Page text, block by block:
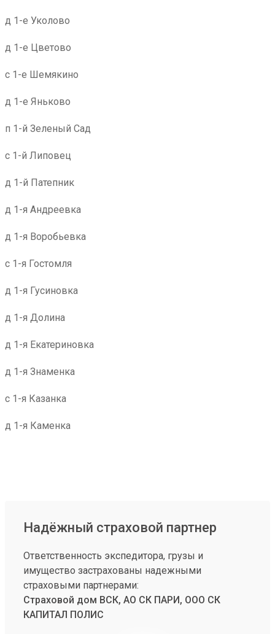
д 1-е Уколово
д 1-е Цветово
с 1-е Шемякино
д 1-е Яньково
п 1-й Зеленый Сад
с 1-й Липовец
д 1-й Патепник
д 1-я Андреевка
д 1-я Воробьевка
с 1-я Гостомля
д 1-я Гусиновка
д 1-я Долина
д 1-я Екатериновка
д 1-я Знаменка
с 1-я Казанка
д 1-я Каменка
Надёжный страховой партнер
Ответственность экспедитора, грузы и
имущество застрахованы надежными
страховыми партнерами:
Страховой дом ВСК, АО СК ПАРИ, ООО СК
КАПИТАЛ ПОЛИС